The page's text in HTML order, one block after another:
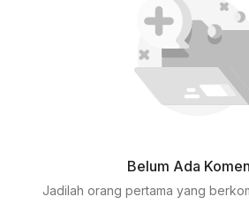
Belum Ada
Jadilah orang pertama yang